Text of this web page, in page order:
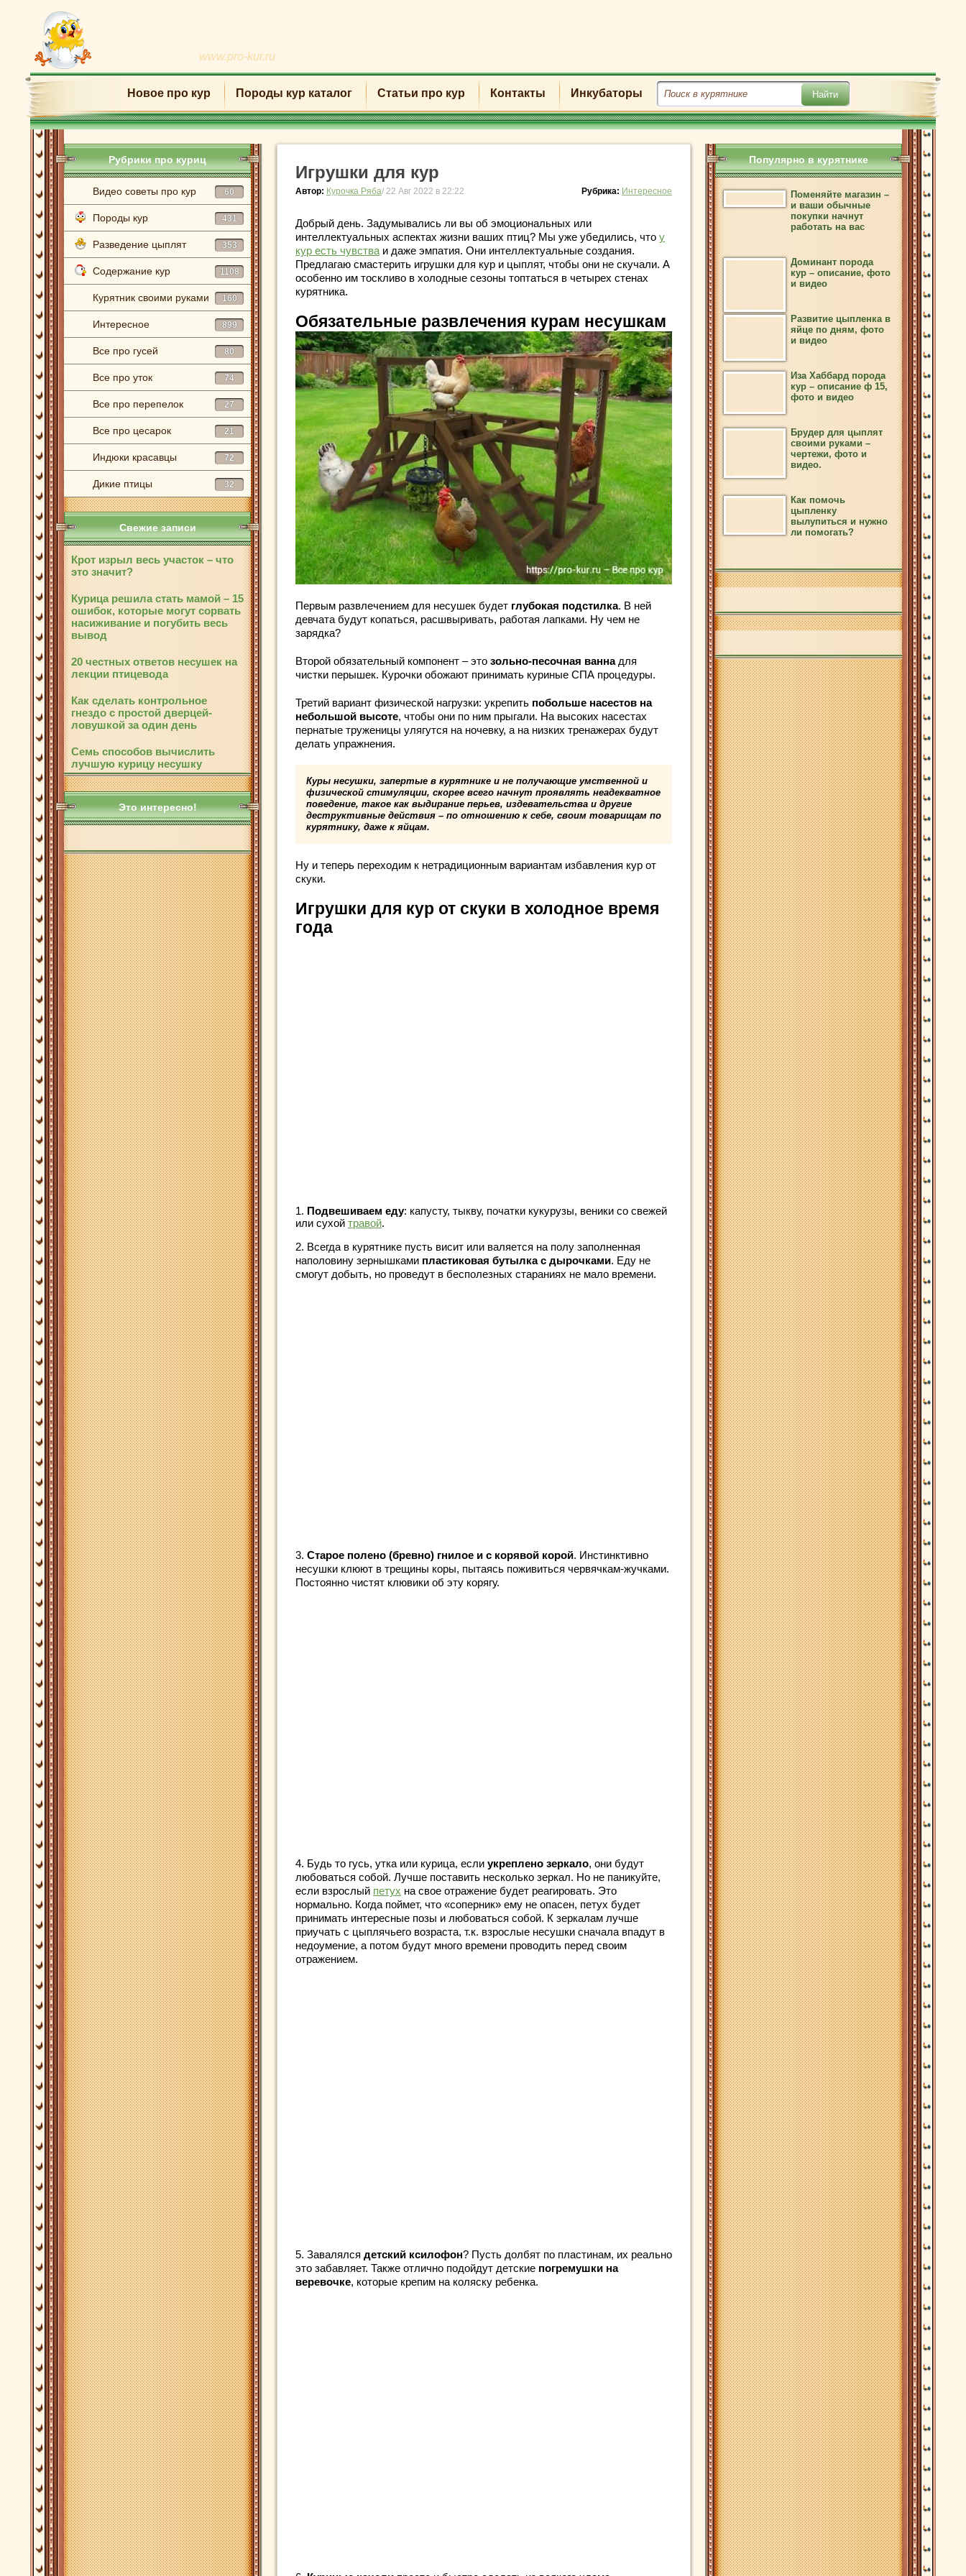
www.pro-kur.ru
Новое про кур Породы кур каталог Статьи про кур Контакты Инкубаторы
Рубрики про куриц
Видео советы про кур 60
Породы кур 431
Разведение цыплят 353
Содержание кур 1108
Курятник своими руками 160
Интересное 899
Все про гусей 80
Все про уток 74
Все про перепелок 27
Все про цесарок 21
Индюки красавцы 72
Дикие птицы 32
Свежие записи
Крот изрыл весь участок – что
это значит?
Курица решила стать мамой – 15
ошибок, которые могут сорвать
насиживание и погубить весь
вывод
20 честных ответов несушек на
лекции птицевода
Как сделать контрольное
гнездо с простой дверцей-
ловушкой за один день
Семь способов вычислить
лучшую курицу несушку
Это интересно!
Игрушки для кур
Автор: Курочка Ряба/ 22 Авг 2022 в 22:22 Рубрика: Интересное
Добрый день. Задумывались ли вы об эмоциональных или
интеллектуальных аспектах жизни ваших птиц? Мы уже убедились, что у
кур есть чувства и даже эмпатия. Они интеллектуальные создания.
Предлагаю смастерить игрушки для кур и цыплят, чтобы они не скучали. А
особенно им тоскливо в холодные сезоны топтаться в четырех стенах
курятника.
Обязательные развлечения курам несушкам
Первым развлечением для несушек будет глубокая подстилка. В ней
девчата будут копаться, расшвыривать, работая лапками. Ну чем не
зарядка?
Второй обязательный компонент – это зольно-песочная ваннадля
чистки перышек. Курочки обожают принимать куриные СПА процедуры.
Третий вариант физической нагрузки: укрепить побольше насестов на
небольшой высоте, чтобы они по ним прыгали. На высоких насестах
пернатые труженицы улягутся на ночевку, а на низких тренажерах будут
делать упражнения.
Куры несушки, запертые в курятнике и не получающие умственной и
физической стимуляции, скорее всего начнут проявлять неадекватное
поведение, такое как выдирание перьев, издевательства и другие
деструктивные действия – по отношению к себе, своим товарищам по
курятнику, даже к яйцам.
Ну и теперь переходим к нетрадиционным вариантам избавления кур от
скуки.
Игрушки для кур от скуки в холодное время
года
1. Подвешиваем еду: капусту, тыкву, початки кукурузы, веники со свежей
или сухой травой.
2. Всегда в курятнике пусть висит или валяется на полу заполненная
наполовину зернышками пластиковая бутылка с дырочками. Еду не
смогут добыть, но проведут в бесполезных стараниях не мало времени.
3. Старое полено (бревно) гнилое и с корявой корой. Инстинктивно
несушки клюют в трещины коры, пытаясь поживиться червячкам-жучками.
Постоянно чистят клювики об эту корягу.
4. Будь то гусь, утка или курица, если укреплено зеркало, они будут
любоваться собой. Лучше поставить несколько зеркал. Но не паникуйте,
если взрослый петух на свое отражение будет реагировать. Это
нормально. Когда поймет, что «соперник» ему не опасен, петух будет
принимать интересные позы и любоваться собой. К зеркалам лучше
приучать с цыплячьего возраста, т.к. взрослые несушки сначала впадут в
недоумение, а потом будут много времени проводить перед своим
отражением.
5. Завалялся детский ксилофон? Пусть долбят по пластинам, их реально
это забавляет. Также отлично подойдут детские погремушки на
веревочке, которые крепим на коляску ребенка.
Популярно в курятнике
Поменяйте магазин –
и ваши обычные
покупки начнут
работать на вас
Доминант порода
кур – описание, фото
и видео
Развитие цыпленка в
яйце по дням, фото
и видео
Иза Хаббард порода
кур – описание ф 15,
фото и видео
Брудер для цыплят
своими руками –
чертежи, фото и
видео.
Как помочь
цыпленку
вылупиться и нужно
ли помогать?